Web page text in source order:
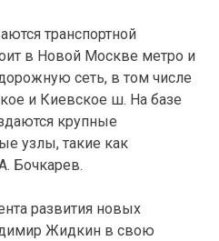
транспортной
в Новой Москве метро и
сеть, в том числе
и Киевское ш. На базе
крупные
узлы, такие как
Бочкарев.
развития новых
Жидкин в свою